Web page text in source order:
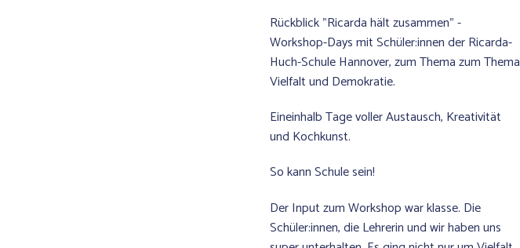
Rückblick "Ricarda hält zusammen" -
Workshop-Days mit Schüler:innen der Ricarda-
Huch-Schule Hannover, zum Thema zum Thema
Vielfalt und Demokratie.
Eineinhalb Tage voller Austausch, Kreativität
und Kochkunst.
So kann Schule sein!
Der Input zum Workshop war klasse. Die
Schüler:innen, die Lehrerin und wir haben uns